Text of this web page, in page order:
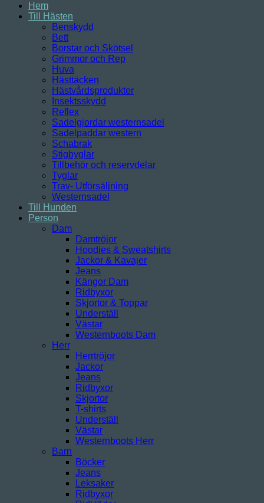
Hem
Till Hästen
Benskydd
Bett
Borstar och Skötsel
Grimmor och Rep
Huva
Hästtäcken
Hästvårdsprodukter
Insektsskydd
Reflex
Sadelgjordar westernsadel
Sadelpaddar western
Schabrak
Stigbyglar
Tillbehör och reservdelar
Tyglar
Trav- Utförsäljning
Westernsadel
Till Hunden
Person
Dam
Damtröjor
Hoodies & Sweatshirts
Jackor & Kavajer
Jeans
Kängor Dam
Ridbyxor
Skjortor & Toppar
Underställ
Västar
Westernboots Dam
Herr
Herrtröjor
Jackor
Jeans
Ridbyxor
Skjortor
T-shirts
Underställ
Västar
Westernboots Herr
Barn
Böcker
Jeans
Leksaker
Ridbyxor